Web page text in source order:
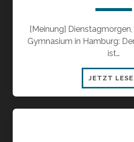
[Meinung] Dienstagmorgen,
Gymnasium in Hamburg:
ist…
JETZT